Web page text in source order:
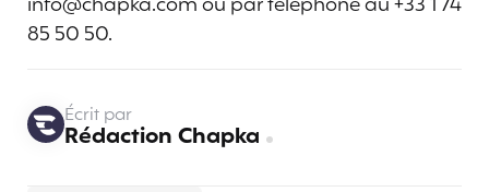
85 50 50.
Écrit par
Rédaction Chapka